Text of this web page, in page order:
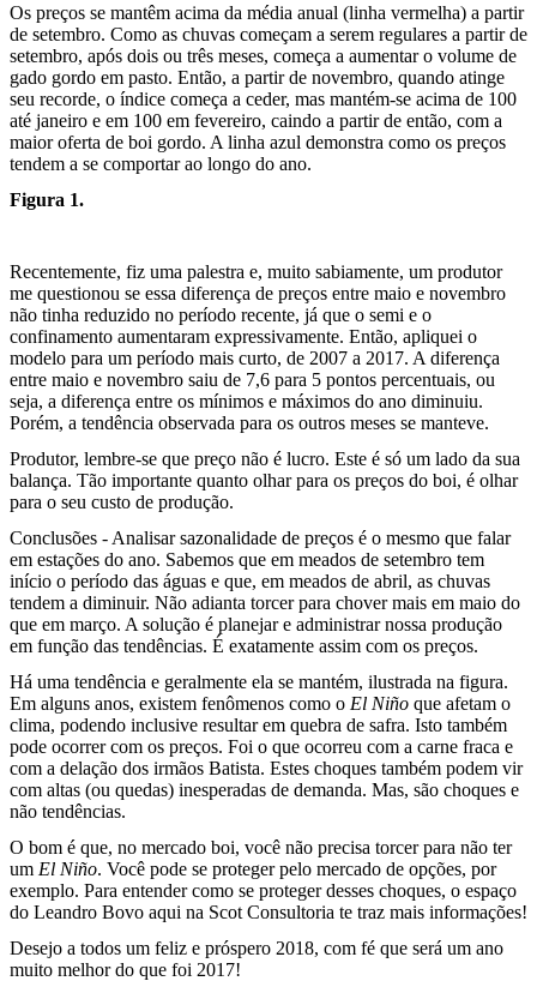
Os preços se mantêm acima da média anual (linha vermelha) a partir
de setembro. Como as chuvas começam a serem regulares a partir de
setembro, após dois ou três meses, começa a aumentar o volume de
gado gordo em pasto. Então, a partir de novembro, quando atinge
seu recorde, o índice começa a ceder, mas mantém-se acima de 100
até janeiro e em 100 em fevereiro, caindo a partir de então, com a
maior oferta de boi gordo. A linha azul demonstra como os preços
tendem a se comportar ao longo do ano.
Figura 1.
Recentemente, fiz uma palestra e, muito sabiamente, um produtor
me questionou se essa diferença de preços entre maio e novembro
não tinha reduzido no período recente, já que o semi e o
confinamento aumentaram expressivamente. Então, apliquei o
modelo para um período mais curto, de 2007 a 2017. A diferença
entre maio e novembro saiu de 7,6 para 5 pontos percentuais, ou
seja, a diferença entre os mínimos e máximos do ano diminuiu.
Porém, a tendência observada para os outros meses se manteve.
Produtor, lembre-se que preço não é lucro. Este é só um lado da sua
balança. Tão importante quanto olhar para os preços do boi, é olhar
para o seu custo de produção.
Conclusões - Analisar sazonalidade de preços é o mesmo que falar
em estações do ano. Sabemos que em meados de setembro tem
início o período das águas e que, em meados de abril, as chuvas
tendem a diminuir. Não adianta torcer para chover mais em maio do
que em março. A solução é planejar e administrar nossa produção
em função das tendências. É exatamente assim com os preços.
Há uma tendência e geralmente ela se mantém, ilustrada na figura.
Em alguns anos, existem fenômenos como o El Niño que afetam o
clima, podendo inclusive resultar em quebra de safra. Isto também
pode ocorrer com os preços. Foi o que ocorreu com a carne fraca e
com a delação dos irmãos Batista. Estes choques também podem vir
com altas (ou quedas) inesperadas de demanda. Mas, são choques e
não tendências.
O bom é que, no mercado boi, você não precisa torcer para não ter
um El Niño. Você pode se proteger pelo mercado de opções, por
exemplo. Para entender como se proteger desses choques, o espaço
do Leandro Bovo aqui na Scot Consultoria te traz mais informações!
Desejo a todos um feliz e próspero 2018, com fé que será um ano
muito melhor do que foi 2017!